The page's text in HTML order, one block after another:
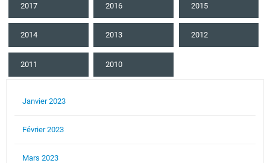
2017 2016 2015
2014 2013 2012
2011 2010
Janvier 2023
Février 2023
Mars 2023